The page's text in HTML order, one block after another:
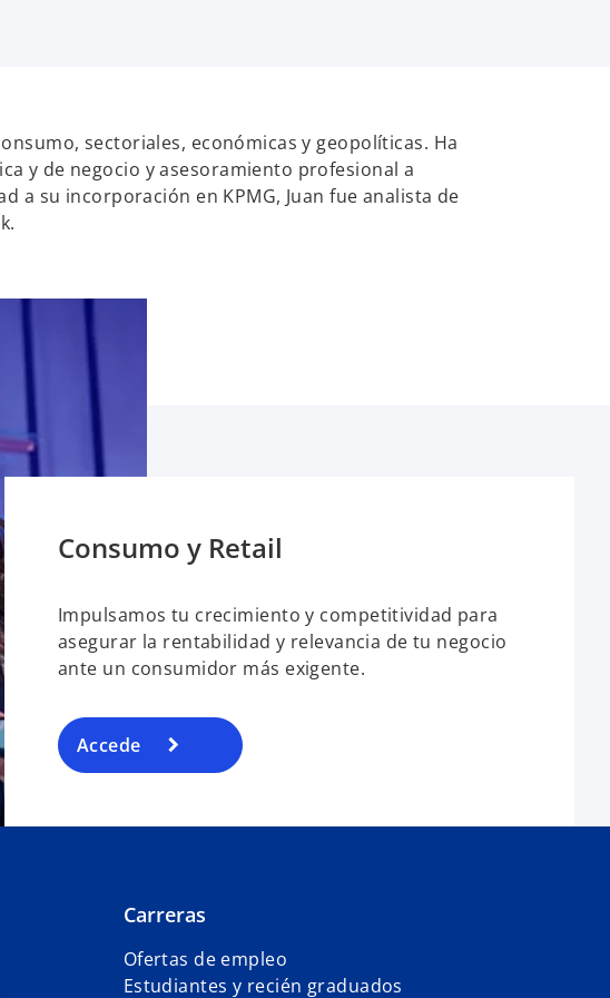
sectoriales, económicas y geopolíticas. Ha
y de negocio y asesoramiento profesional a
a su incorporación en KPMG, Juan fue analista de
Consumo y Retail
Impulsamos tu crecimiento y competitividad para
asegurar la rentabilidad y relevancia de tu negocio
ante un consumidor más exigente.
Accede
Carreras
Ofertas de empleo
Estudiantes y recién graduados